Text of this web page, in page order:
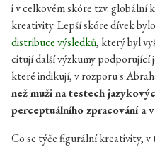
i v celkovém skóre tzv.
kreativity. Lepší skóre dívek
distribuce výsledků, který byl
citují další výzkumy podporující
které indikují, v rozporu s
než muži na testech
perceptuálního zpracování a
Co se týče figurální kreativity, v